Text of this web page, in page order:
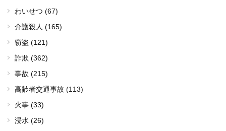
わいせつ (67)
介護殺人 (165)
窃盗 (121)
詐欺 (362)
事故 (215)
高齢者交通事故 (113)
火事 (33)
浸水 (26)